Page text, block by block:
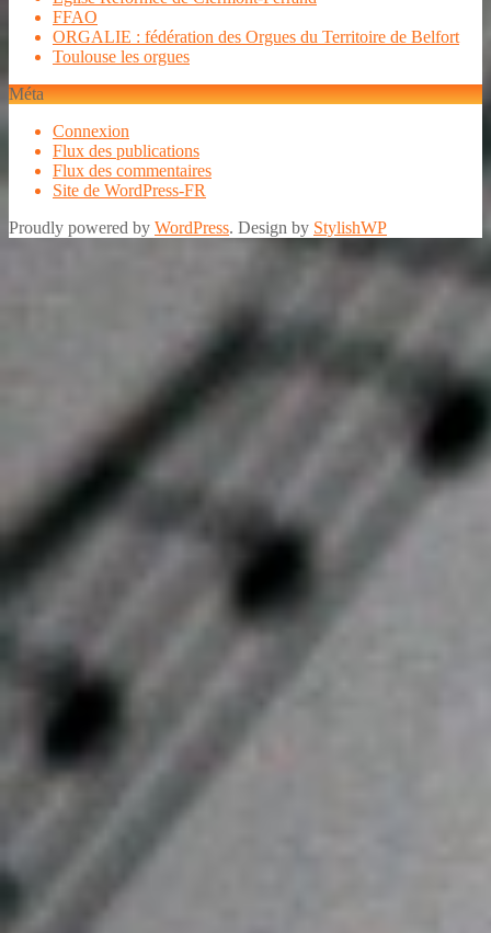
FFAO
ORGALIE : fédération des Orgues du Territoire de Belfort
Toulouse les orgues
Méta
Connexion
Flux des publications
Flux des commentaires
Site de WordPress-FR
Proudly powered by WordPress. Design by StylishWP